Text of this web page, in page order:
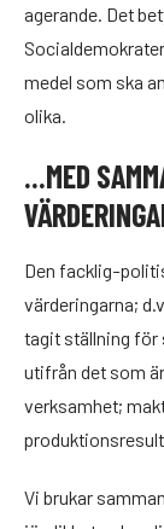
agerande. Det
medel som ska
olika.
...MED
Den facklig-
värderingarna;
tagit ställning för
utifrån det som
verksamhet;
Vi brukar